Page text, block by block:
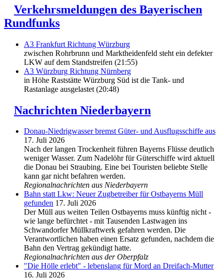
Verkehrsmeldungen des Bayerischen
Rundfunks
A3 Frankfurt Richtung Würzburg
zwischen Rohrbrunn und Marktheidenfeld steht ein defekter
LKW auf dem Standstreifen (21:55)
A3 Würzburg Richtung Nürnberg
in Höhe Raststätte Würzburg Süd ist die Tank- und
Rastanlage ausgelastet (20:48)
Nachrichten Niederbayern
Donau-Niedrigwasser bremst Güter- und Ausflugsschiffe aus
17. Juli 2026
Nach der langen Trockenheit führen Bayerns Flüsse deutlich
weniger Wasser. Zum Nadelöhr für Güterschiffe wird aktuell
die Donau bei Straubing. Eine bei Touristen beliebte Stelle
kann gar nicht befahren werden.
Regionalnachrichten aus Niederbayern
Bahn statt Lkw: Neuer Zugbetreiber für Ostbayerns Müll
gefunden 17. Juli 2026
Der Müll aus weiten Teilen Ostbayerns muss künftig nicht -
wie lange befürchtet - mit Tausenden Lastwagen ins
Schwandorfer Müllkraftwerk gefahren werden. Die
Verantwortlichen haben einen Ersatz gefunden, nachdem die
Bahn den Vertrag gekündigt hatte.
Regionalnachrichten aus der Oberpfalz
"Die Hölle erlebt" - lebenslang für Mord an Dreifach-Mutter
16. Juli 2026